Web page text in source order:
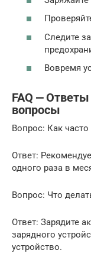
Следите
Вовремя
FAQ ⎼
вопросы
Вопрос: Как
Ответ:
одного раза в
Вопрос: Что
Ответ: Зарядите
зарядного
устройство.